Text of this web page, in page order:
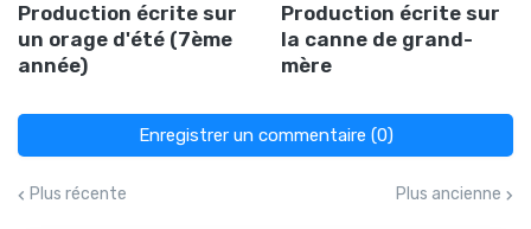
Production écrite sur
un orage d'été (7ème
année)
Production écrite sur
la canne de grand-
mère
Enregistrer un commentaire (0)
Plus récente Plus ancienne